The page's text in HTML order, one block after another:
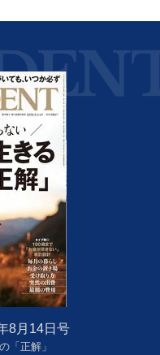
8月14日号
「正解」